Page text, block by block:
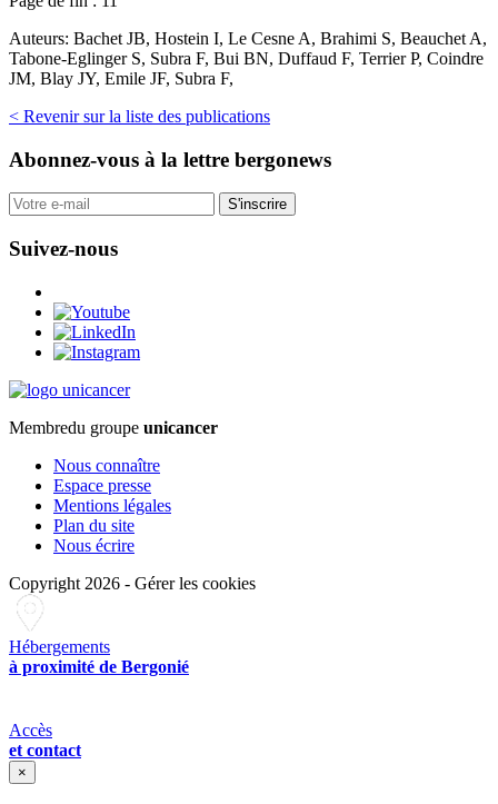
Auteurs: Bachet JB, Hostein I, Le Cesne A, Brahimi S, Beauchet A,
Tabone-Eglinger S, Subra F, Bui BN, Duffaud F, Terrier P, Coindre
JM, Blay JY, Emile JF, Subra F,
< Revenir sur la liste des publications
Abonnez-vous à la lettre bergonews
S'inscrire
Suivez-nous
Membredu groupe unicancer
Nous connaître
Espace presse
Mentions légales
Plan du site
Nous écrire
Copyright 2026 - Gérer les cookies
Hébergements
à proximité de Bergonié
Accès
et contact
×